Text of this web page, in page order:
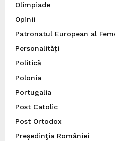
Olimpiade
Opinii
Patronatul European al
Personalități
Politică
Polonia
Portugalia
Post Catolic
Post Ortodox
Preşedinţia României